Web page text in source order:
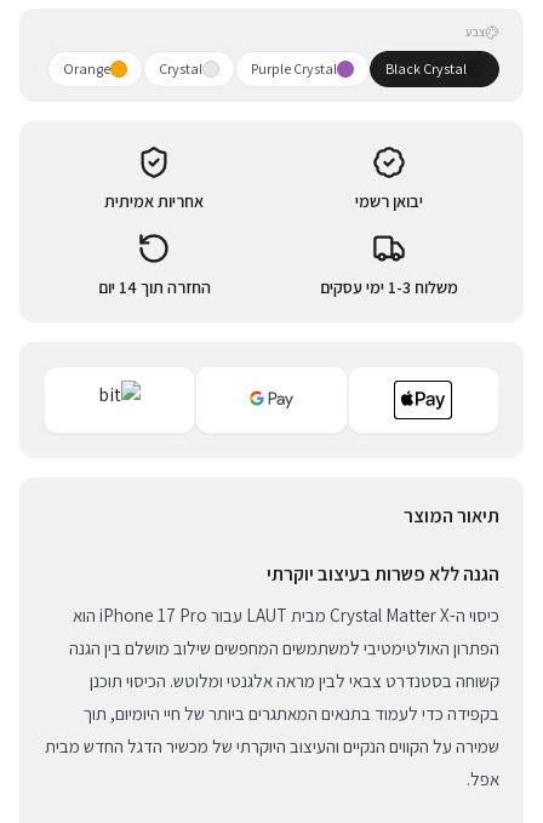
צבע
Black Crystal
Purple Crystal
Crystal
Orange
יבואן רשמי אחריות אמיתית
משלוח 1-3 ימי עסקים החזרה תוך 14 יום
תיאור המוצר
הגנה ללא פשרות בעיצוב יוקרתי
כיסוי ה-Crystal Matter X מבית LAUT עבור iPhone 17 Pro הוא
הפתרון האולטימטיבי למשתמשים המחפשים שילוב מושלם בין הגנה
קשוחה בסטנדרט צבאי לבין מראה אלגנטי ומלוטש. הכיסוי תוכנן
בקפידה כדי לעמוד בתנאים המאתגרים ביותר של חיי היומיום, תוך
שמירה על הקווים הנקיים והעיצוב היוקרתי של מכשיר הדגל החדש מבית
אפל.